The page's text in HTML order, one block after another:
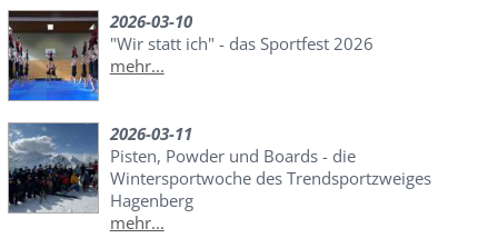
2026-03-10
"Wir statt ich" - das Sportfest 2026
mehr...
2026-03-11
Pisten, Powder und Boards - die
Wintersportwoche des Trendsportzweiges
Hagenberg
mehr...